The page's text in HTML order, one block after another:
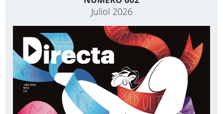
Juliol 2026